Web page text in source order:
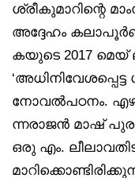
ശ്രീകുമാറിന്റെ
അദ്ദേഹം
കയുടെ 2017 മെയ്
നോവൽപഠനം.
ന്നരാജൻ മാഷ്
ഒരു എം.